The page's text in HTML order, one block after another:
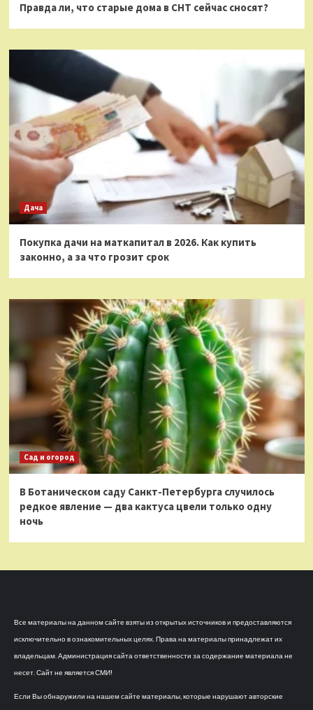
Правда ли, что старые дома в СНТ сейчас сносят?
Дача
Покупка дачи на маткапитал в 2026. Как купить
законно, а за что грозит срок
Сад и огород
В Ботаническом саду Санкт-Петербурга случилось
редкое явление — два кактуса цвели только одну
ночь
Все материалы на данном сайте взяты из открытых источников и предоставляются
исключительно в ознакомительных целях. Права на материалы принадлежат их
владельцам. Администрация сайта ответственности за содержание материала не
несет. Сайт не является СМИ!
Если Вы обнаружили на нашем сайте материалы, которые нарушают авторские